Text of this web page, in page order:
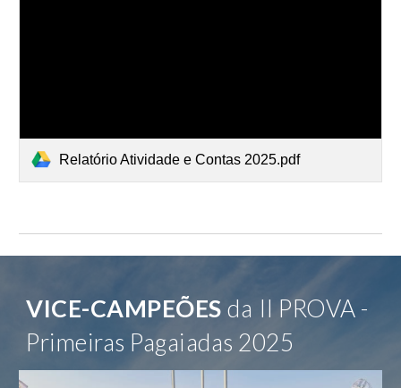
Relatório Atividade e Contas 2025.pdf
VICE-CAMPEÕES da II PROVA -
Primeiras Pagaiadas 2025